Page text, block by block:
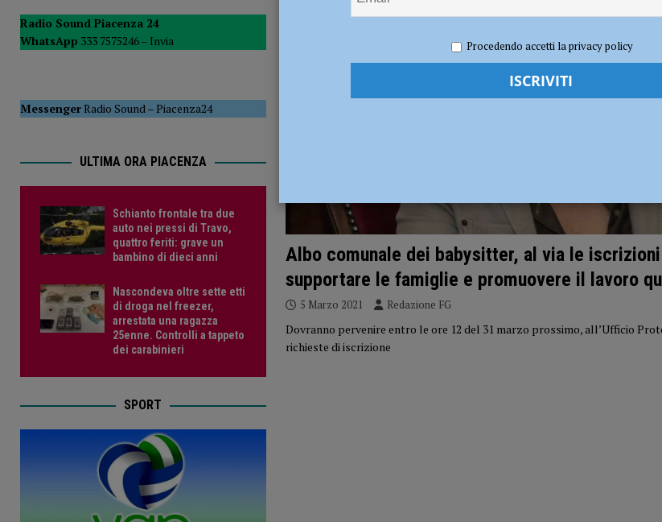
Comuni” POLITICA
[ 8 Agosto 2026 ] Schianto frontale tra due auto nei pressi di Travo, quattro feriti: grave un bambino di dieci anni CRONACA
Albo comunale dei babysitter, al via le
supportare le famiglie e promuovere il lavoro
5 Marzo 2021 Redazione FG
Dovranno pervenire entro le ore 12 del 31 marzo prossimo, all’Ufficio
richieste di iscrizione
Radio Sound Piacenza 24
WhatsApp 333 7575246 – Invia
MessengerRadio Sound–Piacenza24
ULTIMA ORA PIACENZA
Schianto frontale tra due
auto nei pressi di Travo,
quattro feriti: grave un
bambino di dieci anni
Nascondeva oltre sette etti
di droga nel freezer,
arrestata una ragazza
25enne. Controlli a tappeto
dei carabinieri
SPORT
Procedendo accetti la privacy policy